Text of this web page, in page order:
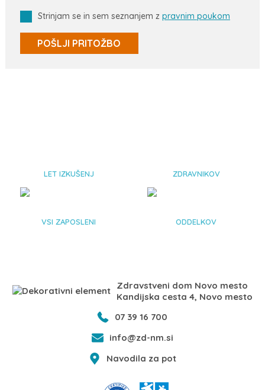
Strinjam se in sem seznanjem z pravnim poukom
LET IZKUŠENJ ZDRAVNIKOV
VSI ZAPOSLENI ODDELKOV
Zdravstveni dom Novo mesto
Kandijska cesta 4, Novo mesto
07 39 16 700
info@zd-nm.si
Navodila za pot